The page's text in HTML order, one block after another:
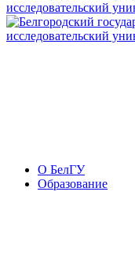
О БелГУ
Образование